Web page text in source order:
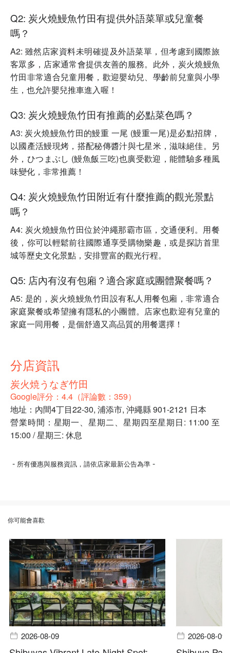
Q2: 炭火燒鰻魚竹田有提供外語菜單或兒童餐
嗎？
A2: 雖然店家資料未明確提及外語菜單，但考慮到國際旅
客眾多，店家通常會提供友善的服務。此外，炭火燒鰻魚
竹田非常適合兒童用餐，歡迎嬰幼兒、學齡前兒童與小學
生，也允許嬰兒推車進入喔！
Q3: 炭火燒鰻魚竹田有推薦的必點菜色嗎？
A3: 炭火燒鰻魚竹田的鰻重 一尾 (鰻重一尾)是必點招牌，
以國產活鰻現烤，搭配秘傳醬汁與七星米，滋味絕佳。另
外，ひつまぶし (鰻魚飯三吃)也廣受歡迎，能體驗多種風
味變化，非常推薦！
Q4: 炭火燒鰻魚竹田附近有什麼推薦的觀光景點
嗎？
A4: 炭火燒鰻魚竹田位於沖繩那霸市區，交通便利。用餐
後，你可以輕鬆前往國際通享受購物樂趣，或是探訪首里
城等歷史文化景點，安排豐富的觀光行程。
Q5: 店內有沒有包廂？適合家庭或團體聚餐嗎？
A5: 是的，炭火燒鰻魚竹田設有私人用餐包廂，非常適合
家庭聚餐或希望擁有隱私的小團體。店家也歡迎有兒童的
家庭一同用餐，是個舒適又高品質的用餐選擇！
分店資訊
炭火焼うなぎ竹田
Google評分：4.4（評論數：359）
地址：內間4丁目22-30, 浦添市, 沖繩縣 901-2121 日本
營業時間：星期一、星期二、星期四至星期日: 11:00 至
15:00 / 星期三: 休息
- 所有優惠與服務資訊，請依店家最新公告為準 -
你可能會喜歡
2026-08-09 2026-08-09